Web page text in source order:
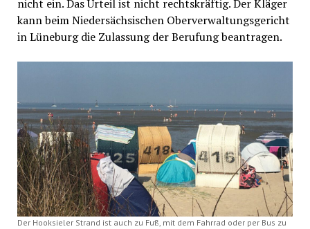
nicht ein. Das Urteil ist nicht rechtskräftig. Der Kläger
kann beim Niedersächsischen Oberverwaltungsgericht
in Lüneburg die Zulassung der Berufung beantragen.
Der Hooksieler Strand ist auch zu Fuß, mit dem Fahrrad oder per Bus zu